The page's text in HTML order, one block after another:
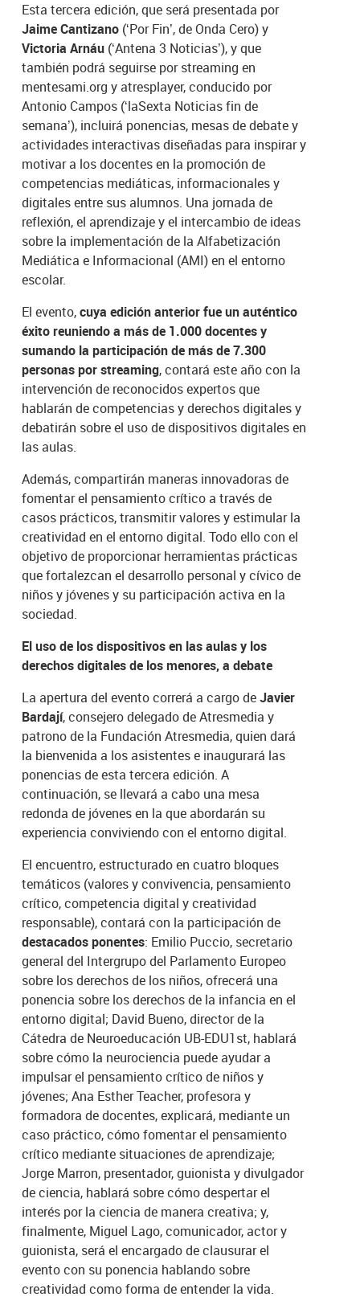
Esta tercera edición, que será presentada por
Jaime Cantizano (‘Por Fin’, de Onda Cero) y
Victoria Arnáu (‘Antena 3 Noticias’), y que
también podrá seguirse por streaming en
mentesami.org y atresplayer, conducido por
Antonio Campos (‘laSexta Noticias fin de
semana’), incluirá ponencias, mesas de debate y
actividades interactivas diseñadas para inspirar y
motivar a los docentes en la promoción de
competencias mediáticas, informacionales y
digitales entre sus alumnos. Una jornada de
reflexión, el aprendizaje y el intercambio de ideas
sobre la implementación de la Alfabetización
Mediática e Informacional (AMI) en el entorno
escolar.
El evento,cuya edición anterior fue un auténtico
éxito reuniendo a más de 1.000 docentes y
sumando la participación de más de 7.300
personas por streaming, contará este año con la
intervención de reconocidos expertos que
hablarán de competencias y derechos digitales y
debatirán sobre el uso de dispositivos digitales en
las aulas.
Además, compartirán maneras innovadoras de
fomentar el pensamiento crítico a través de
casos prácticos, transmitir valores y estimular la
creatividad en el entorno digital. Todo ello con el
objetivo de proporcionar herramientas prácticas
que fortalezcan el desarrollo personal y cívico de
niños y jóvenes y su participación activa en la
sociedad.
El uso de los dispositivos en las aulas y los
derechos digitales de los menores, a debate
La apertura del evento correrá a cargo deJavier
Bardají, consejero delegado de Atresmedia y
patrono de la Fundación Atresmedia, quien dará
la bienvenida a los asistentes e inaugurará las
ponencias de esta tercera edición. A
continuación, se llevará a cabo una mesa
redonda de jóvenes en la que abordarán su
experiencia conviviendo con el entorno digital.
El encuentro, estructurado en cuatro bloques
temáticos (valores y convivencia, pensamiento
crítico, competencia digital y creatividad
responsable), contará con la participación de
destacados ponentes: Emilio Puccio, secretario
general del Intergrupo del Parlamento Europeo
sobre los derechos de los niños, ofrecerá una
ponencia sobre los derechos de la infancia en el
entorno digital; David Bueno, director de la
Cátedra de Neuroeducación UB-EDU1st, hablará
sobre cómo la neurociencia puede ayudar a
impulsar el pensamiento crítico de niños y
jóvenes; Ana Esther Teacher, profesora y
formadora de docentes, explicará, mediante un
caso práctico, cómo fomentar el pensamiento
crítico mediante situaciones de aprendizaje;
Jorge Marron, presentador, guionista y divulgador
de ciencia, hablará sobre cómo despertar el
interés por la ciencia de manera creativa; y,
finalmente, Miguel Lago, comunicador, actor y
guionista, será el encargado de clausurar el
evento con su ponencia hablando sobre
creatividad como forma de entender la vida.